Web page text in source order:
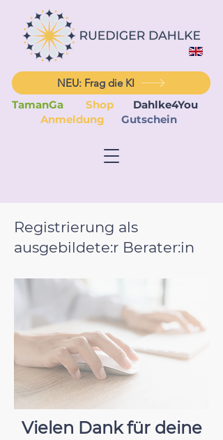
NEU: Frag die KI
TamanGa
Shop
Dahlke4You
Anmeldung
Gutschein
Registrierung als
ausgebildete:r Berater:in
Vielen Dank für deine